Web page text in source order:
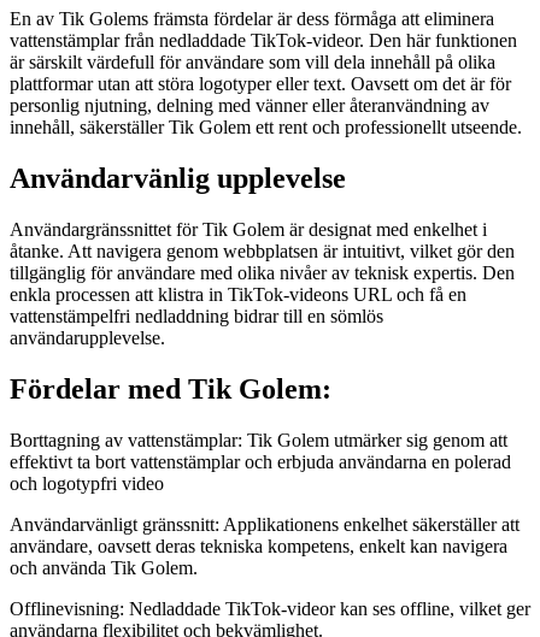
En av Tik Golems främsta fördelar är dess förmåga att eliminera
vattenstämplar från nedladdade TikTok-videor. Den här funktionen
är särskilt värdefull för användare som vill dela innehåll på olika
plattformar utan att störa logotyper eller text. Oavsett om det är för
personlig njutning, delning med vänner eller återanvändning av
innehåll, säkerställer Tik Golem ett rent och professionellt utseende.
Användarvänlig upplevelse
Användargränssnittet för Tik Golem är designat med enkelhet i
åtanke. Att navigera genom webbplatsen är intuitivt, vilket gör den
tillgänglig för användare med olika nivåer av teknisk expertis. Den
enkla processen att klistra in TikTok-videons URL och få en
vattenstämpelfri nedladdning bidrar till en sömlös
användarupplevelse.
Fördelar med Tik Golem:
Borttagning av vattenstämplar: Tik Golem utmärker sig genom att
effektivt ta bort vattenstämplar och erbjuda användarna en polerad
och logotypfri video
Användarvänligt gränssnitt: Applikationens enkelhet säkerställer att
användare, oavsett deras tekniska kompetens, enkelt kan navigera
och använda Tik Golem.
Offlinevisning: Nedladdade TikTok-videor kan ses offline, vilket ger
användarna flexibilitet och bekvämlighet.